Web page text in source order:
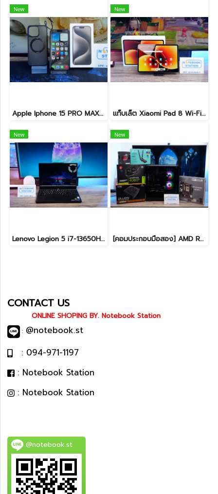
New
Apple Iphone 15 PRO MAX NATURAL TITANIUM 256GB สุขภาพแบต 87% อุปกรณ์ครบกล่อง ขายเพียง 11,990.-
New
แท็บเล็ต Xiaomi Pad 8 Wi-Fi (8+128GB) Gray ขนาด 11.2นิ้ว เครื่องสวยอุปกรณ์ครบกล่อง รีเซ็ตคืนค่าให้พร้อมใช้งาน ราคาสุดคุ้มเพียง 8,990.- ประกันศูนย์ยาว1ปีกว่า
New
Lenovo Legion 5 i7-13650HX RTX5060(8GB) RAM16 512GB M.2 จอ15.3นิ้ว FHD+ 165Hz เกมมิ่งสเปคสูง คีย์บอร์ดไฟสีขาว ดีไซน์เรียบหรูดูทันสมัย ประกันศูนย์ยาวถึงปี2028 เครื่องพร้อมใช้งานในราคาสุดคุ้มเพียง 39,990.-
New
[คอมประกอบมือสอง] AMD Ryzen5-7500F / RTX-4060Ti(8GB) / 16B(8GBx2) DDR5 5600MHz / 1TB SSD M.2 / ASUS PRIME A620M-K / SUPER FLOWER ZILLION 650W 80 PLUS BRONZE สเปคสูง พร้อมใช้งานในราาสุดคุ้มเพียง 24,990.-
CONTACT US
ONLINE SHOPING BY. Notebook Station
: @notebook.st
: 094-971-1197
: Notebook Station
: Notebook Station
@notebook.st